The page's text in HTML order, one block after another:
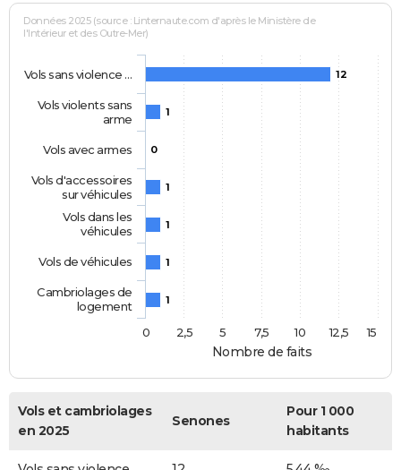
Nombre de faits
Données 2025 (source : Linternaute.com d'après le Ministère de
l'Intérieur et des Outre-Mer)
12
1
0
1
1
1
1
Vols sans violence …
Vols violents sans
arme
Vols avec armes
Vols d'accessoires
sur véhicules
Vols dans les
véhicules
Vols de véhicules
Cambriolages de
logement
0
2,5 5 7,5 10 12,5 15
Vols et cambriolages
en 2025
Senones
Pour 1 000
habitants